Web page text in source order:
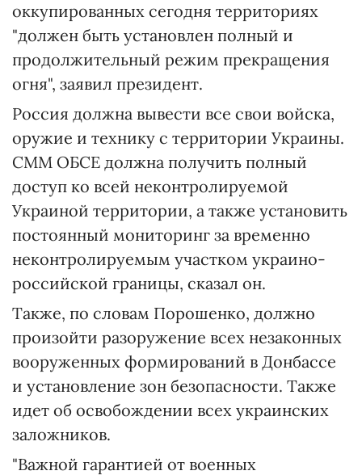
оккупированных сегодня территориях
"должен быть установлен полный и
продолжительный режим прекращения
огня", заявил президент.
Россия должна вывести все свои войска,
оружие и технику с территории Украины.
СММ ОБСЕ должна получить полный
доступ ко всей неконтролируемой
Украиной территории, а также установить
постоянный мониторинг за временно
неконтролируемым участком украино-
российской границы, сказал он.
Также, по словам Порошенко, должно
произойти разоружение всех незаконных
вооруженных формирований в Донбассе
и установление зон безопасности. Также
идет об освобождении всех украинских
заложников.
"Важной гарантией от военных